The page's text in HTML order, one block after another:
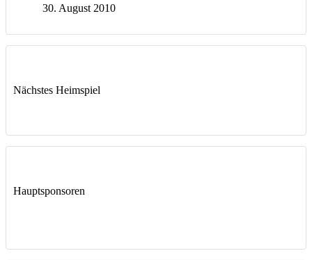
30. August 2010
Nächstes Heimspiel
Hauptsponsoren